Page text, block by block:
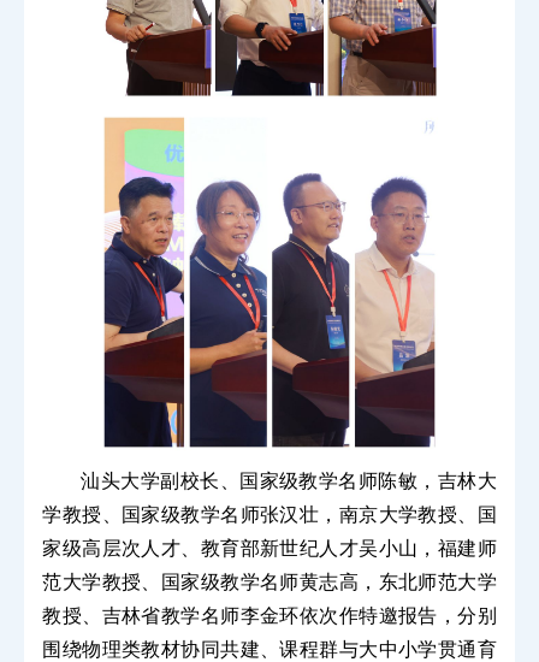
汕头大学副校长、国家级教学名师陈敏，吉林大
学教授、国家级教学名师张汉壮，南京大学教授、国
家级高层次人才、教育部新世纪人才吴小山，福建师
范大学教授、国家级教学名师黄志高，东北师范大学
教授、吉林省教学名师李金环依次作特邀报告，分别
围绕物理类教材协同共建、课程群与大中小学贯通育